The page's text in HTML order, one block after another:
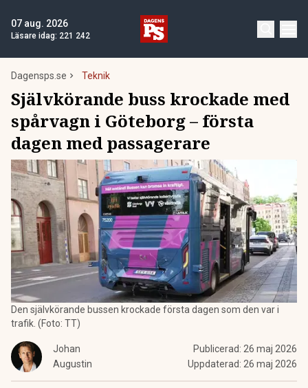
07 aug. 2026
Läsare idag: 221 242
Dagensps.se Teknik
Självkörande buss krockade med
spårvagn i Göteborg – första
dagen med passagerare
Den självkörande bussen krockade första dagen som den var i
trafik. (Foto: TT)
Johan
Augustin
Publicerad: 26 maj 2026
Uppdaterad: 26 maj 2026